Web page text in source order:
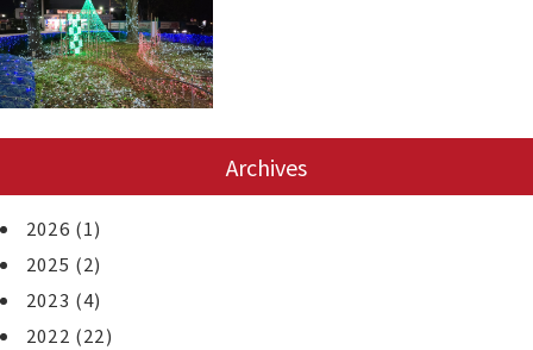
Archives
2026 (1)
2025 (2)
2023 (4)
2022 (22)